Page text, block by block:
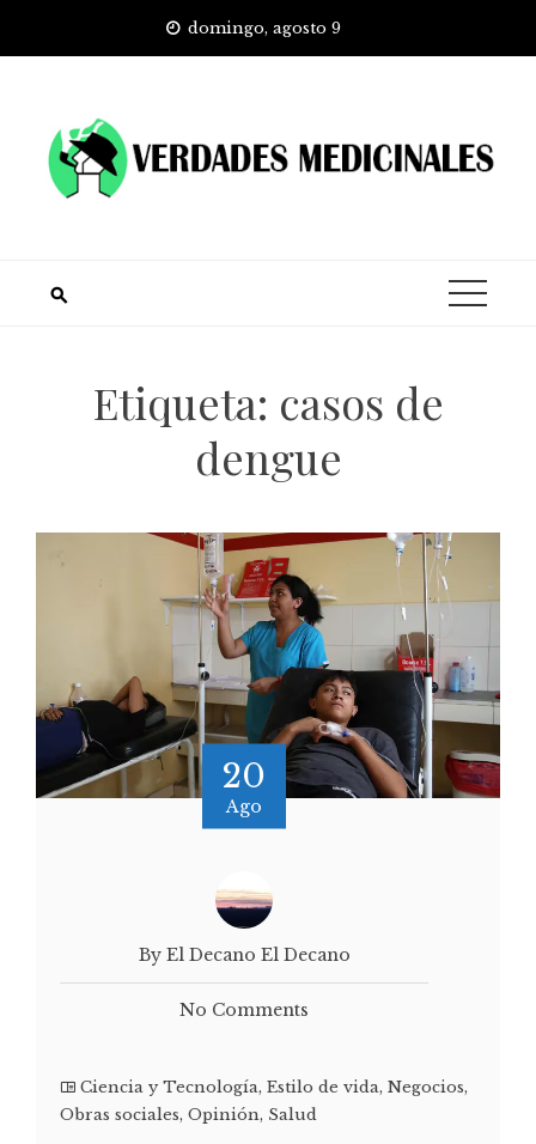
domingo, agosto 9
Etiqueta: casos de
dengue
20
Ago
By El Decano El Decano
No Comments
Ciencia y Tecnología, Estilo de vida, Negocios,
Obras sociales, Opinión, Salud